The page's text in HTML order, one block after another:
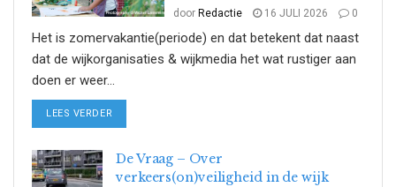
door Redactie 16 JULI 2026 0
Het is zomervakantie(periode) en dat betekent dat naast
dat de wijkorganisaties & wijkmedia het wat rustiger aan
doen er weer...
LEES VERDER
De Vraag – Over
verkeers(on)veiligheid in de wijk